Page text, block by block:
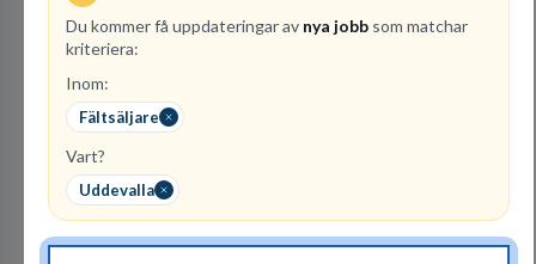
Du kommer få uppdateringar av nya jobb som matchar
kriteriera:
Inom:
Fältsäljare
Vart?
Uddevalla
en trivsam arbetsplats och för att göra våra
kunder nöjda. Som medarbetare hos oss
ansvar och respekt.